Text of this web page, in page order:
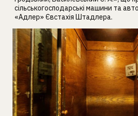
сільськогосподарські машини та
«Адлер» Євстахія Штадлера.